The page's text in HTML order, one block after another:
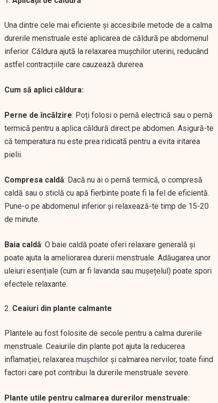
Una dintre cele mai eficiente și accesibile metode de a calma
durerile menstruale este aplicarea de căldură pe abdomenul
inferior. Căldura ajută la relaxarea mușchilor uterini, reducând
astfel contracțiile care cauzează durerea.
Cum să aplici căldura:
Perne de încălzire: Poți folosi o pernă electrică sau o pernă
termică pentru a aplica căldură direct pe abdomen. Asigură-te
că temperatura nu este prea ridicată pentru a evita iritarea
pielii.
Compresa caldă: Dacă nu ai o pernă termică, o compresă
caldă sau o sticlă cu apă fierbinte poate fi la fel de eficientă.
Pune-o pe abdomenul inferior și relaxează-te timp de 15-20
de minute.
Baia caldă: O baie caldă poate oferi relaxare generală și
poate ajuta la ameliorarea durerii menstruale. Adăugarea unor
uleiuri esențiale (cum ar fi lavanda sau mușețelul) poate spori
efectele relaxante.
Ceaiuri din plante calmante
Plantele au fost folosite de secole pentru a calma durerile
menstruale. Ceaiurile din plante pot ajuta la reducerea
inflamației, relaxarea mușchilor și calmarea nervilor, toate fiind
factori care pot contribui la durerile menstruale severe.
Plante utile pentru calmarea durerilor menstruale: